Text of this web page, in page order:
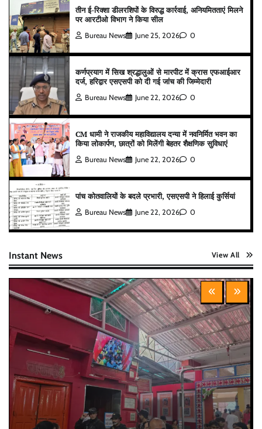
तीन ई-रिक्शा डीलरशिपों के विरुद्ध कार्रवाई, अनियमितताएं मिलने
पर आरटीओ विभाग ने किया सील
Bureau News June 25, 2026 0
कर्णप्रयाग में सिख श्रद्धालुओं से मारपीट में क्रास एफआईआर
दर्ज, हरिद्वार एसएसपी को दी गई जांच की जिम्मेदारी
Bureau News June 22, 2026 0
CM धामी ने राजकीय महाविद्यालय दन्या में नवनिर्मित भवन का
किया लोकार्पण, छात्रों को मिलेंगी बेहतर शैक्षणिक सुविधाएं
Bureau News June 22, 2026 0
पांच कोतवालियों के बदले प्रभारी, एसएसपी ने हिलाई कुर्सियां
Bureau News June 22, 2026 0
Instant News View All